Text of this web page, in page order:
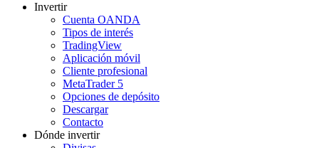
Invertir
Cuenta OANDA
Tipos de interés
TradingView
Aplicación móvil
Cliente profesional
MetaTrader 5
Opciones de depósito
Descargar
Contacto
Dónde invertir